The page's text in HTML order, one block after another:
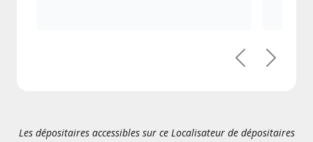
PrécédentSuivant
Les dépositaires accessibles sur ce Localisateur de dépositaires